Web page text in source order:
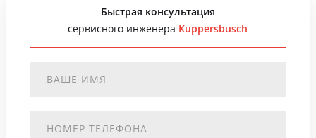
Быстрая консультация
сервисного инженера Kuppersbusch